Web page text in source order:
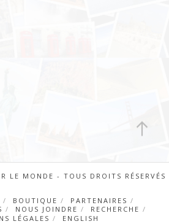
LE MONDE - TOUS DROITS RÉSERVÉS
BOUTIQUE
PARTENAIRES
NOUS JOINDRE
RECHERCHE
LÉGALES
ENGLISH